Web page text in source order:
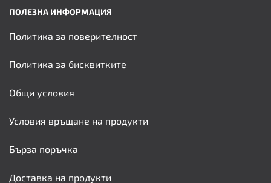
ПОЛЕЗНА ИНФОРМАЦИЯ
Политика за поверителност
Политика за бисквитките
Общи условия
Условия връщане на продукти
Бърза поръчка
Доставка на продукти